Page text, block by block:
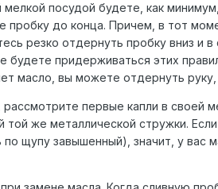
посудой будете, как
до конца. Причем, в тот
резко отдернуть пробку вниз и
будете придерживаться этих
масло, вы можете отдернуть
первые капли в своей
той же металлической стружки.
щупу завышенный), значит, у вас